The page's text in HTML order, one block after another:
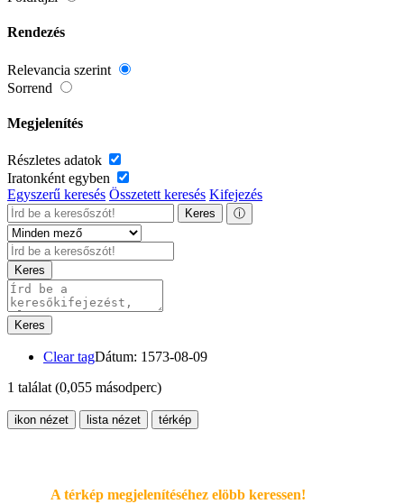
Rendezés
Relevancia szerint
Sorrend
Megjelenítés
Részletes adatok
Iratonként egyben
Egyszerű keresés Összetett keresés Kifejezés
Keres ⓘ
Keres
Keres
Clear tagDátum: 1573-08-09
1 találat (0,055 másodperc)
ikon nézet lista nézet térkép
A térkép megjelenítéséhez elöbb keressen!